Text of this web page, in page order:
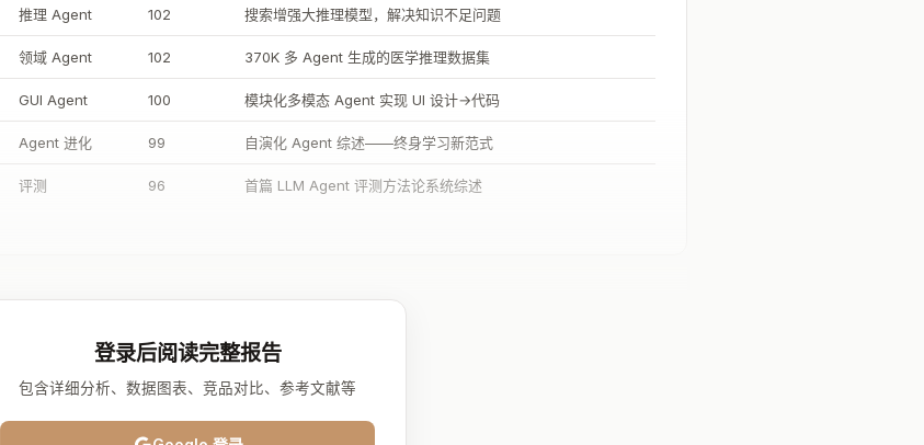
推理 Agent 102 搜索增强大推理模型，解决知识不足问题
领域 Agent 102 370K 多 Agent 生成的医学推理数据集
GUI Agent 100 模块化多模态 Agent 实现 UI 设计→代码
Agent 进化 99 自演化 Agent 综述——终身学习新范式
评测 96 首篇 LLM Agent 评测方法论系统综述
登录后阅读完整报告
包含详细分析、数据图表、竞品对比、参考文献等